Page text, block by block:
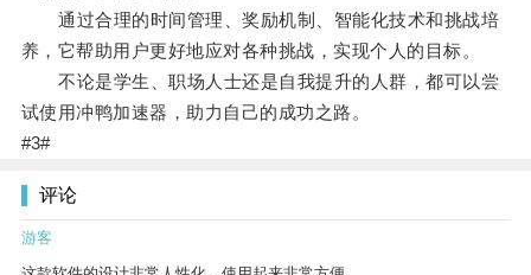
通过合理的时间管理、奖励机制、智能化技术和挑战培
养，它帮助用户更好地应对各种挑战，实现个人的目标。
不论是学生、职场人士还是自我提升的人群，都可以尝
试使用冲鸭加速器，助力自己的成功之路。
#3#
评论
游客